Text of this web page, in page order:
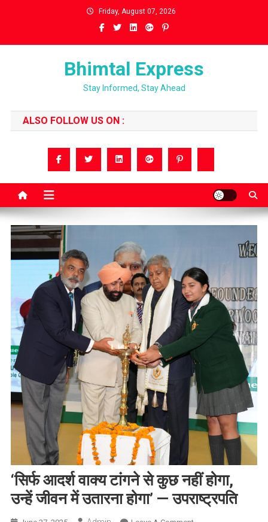
Friday, August 07, 2026
Bhimtal Express
Stay Informed, Stay Ahead
ALSO FOLLOW US ON :
‘सिर्फ आदर्श वाक्य टांगने से कुछ नहीं होगा,
उन्हें जीवन में उतारना होगा’ — उपराष्ट्रपति